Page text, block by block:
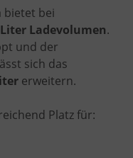
bietet bei
Ladevolumen.
und der
sich das
erweitern.
Platz für: